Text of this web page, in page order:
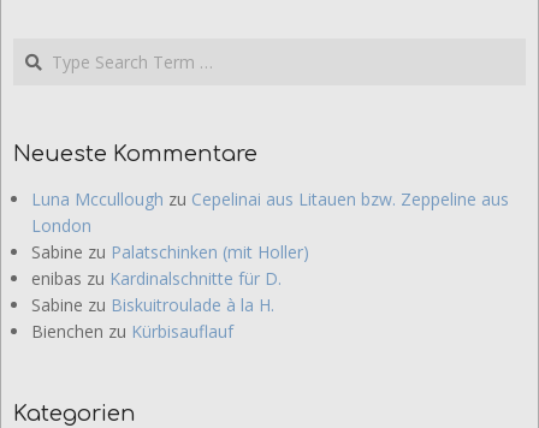
Search
Neueste Kommentare
Luna Mccullough zu Cepelinai aus Litauen bzw. Zeppeline aus
London
Sabine zu Palatschinken (mit Holler)
enibas zu Kardinalschnitte für D.
Sabine zu Biskuitroulade à la H.
Bienchen zu Kürbisauflauf
Kategorien